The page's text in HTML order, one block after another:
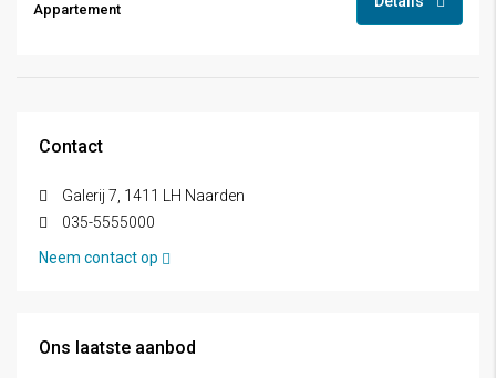
Appartement
Contact
Galerij 7, 1411 LH Naarden
035-5555000
Neem contact op
Ons laatste aanbod